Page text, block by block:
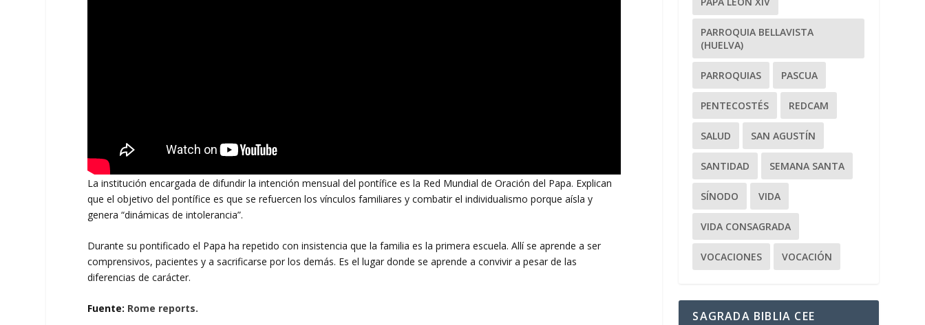
La institución encargada de difundir la intención mensual del pontífice es la Red Mundial de Oración del Papa. Explican
que el objetivo del pontífice es que se refuercen los vínculos familiares y combatir el individualismo porque aísla y
genera “dinámicas de intolerancia”.
Durante su pontificado el Papa ha repetido con insistencia que la familia es la primera escuela. Allí se aprende a ser
comprensivos, pacientes y a sacrificarse por los demás. Es el lugar donde se aprende a convivir a pesar de las
diferencias de carácter.
Fuente: Rome reports.
PARROQUIA BELLAVISTA
(HUELVA)
PARROQUIAS PASCUA
PENTECOSTÉS REDCAM
SALUD SAN AGUSTÍN
SANTIDAD SEMANA SANTA
SÍNODO VIDA
VIDA CONSAGRADA
VOCACIONES VOCACIÓN
SAGRADA BIBLIA CEE